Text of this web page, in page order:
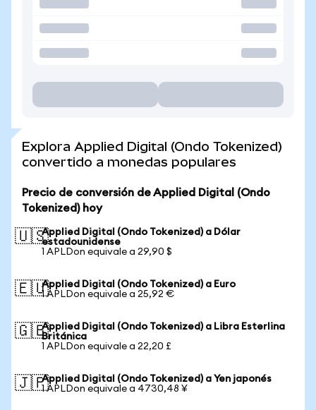
Explora Applied Digital (Ondo Tokenized)
convertido a monedas populares
Precio de conversión de Applied Digital (Ondo
Tokenized) hoy
🇺🇸Applied Digital (Ondo Tokenized) a Dólar
estadounidense
1 APLDon equivale a 29,90 $
🇪🇺Applied Digital (Ondo Tokenized) a Euro
1 APLDon equivale a 25,92 €
🇬🇧Applied Digital (Ondo Tokenized) a Libra Esterlina
Británica
1 APLDon equivale a 22,20 £
🇯🇵Applied Digital (Ondo Tokenized) a Yen japonés
1 APLDon equivale a 4730,48 ¥